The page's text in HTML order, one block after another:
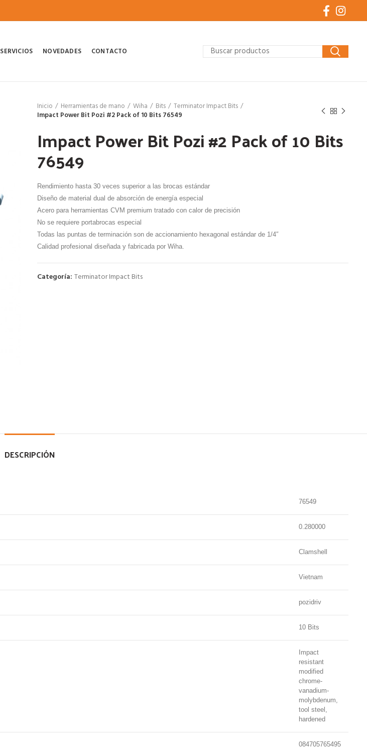
SERVICIOS NOVEDADES CONTACTO
Inicio Herramientas de mano Wiha Bits
Terminator Impact Bits
Impact Power Bit Pozi #2 Pack of 10 Bits 76549
Impact Power Bit Pozi #2 Pack of 10 Bits
76549
Rendimiento hasta 30 veces superior a las brocas estándar
Diseño de material dual de absorción de energía especial
Acero para herramientas CVM premium tratado con calor de precisión
No se requiere portabrocas especial
Todas las puntas de terminación son de accionamiento hexagonal estándar de 1/4″
Calidad profesional diseñada y fabricada por Wiha.
Categoría: Terminator Impact Bits
DESCRIPCIÓN
76549
0.280000
Clamshell
Vietnam
pozidriv
10 Bits
Impact
resistant
modified
chrome-
vanadium-
molybdenum,
tool steel,
hardened
084705765495